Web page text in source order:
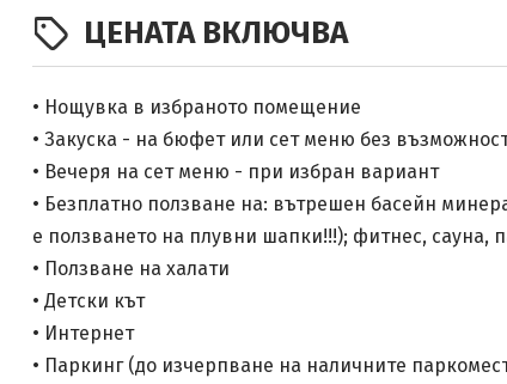
ЦЕНАТА ВКЛЮЧВА
• Нощувка в избраното помещение
• Закуска - на бюфет или сет меню без
• Вечеря на сет меню - при избран вариант
• Безплатно ползване на: вътрешен басейн
е ползването на плувни шапки!!!); фитнес, сауна,
• Ползване на халати
• Детски кът
• Интернет
• Паркинг (до изчерпване на наличните